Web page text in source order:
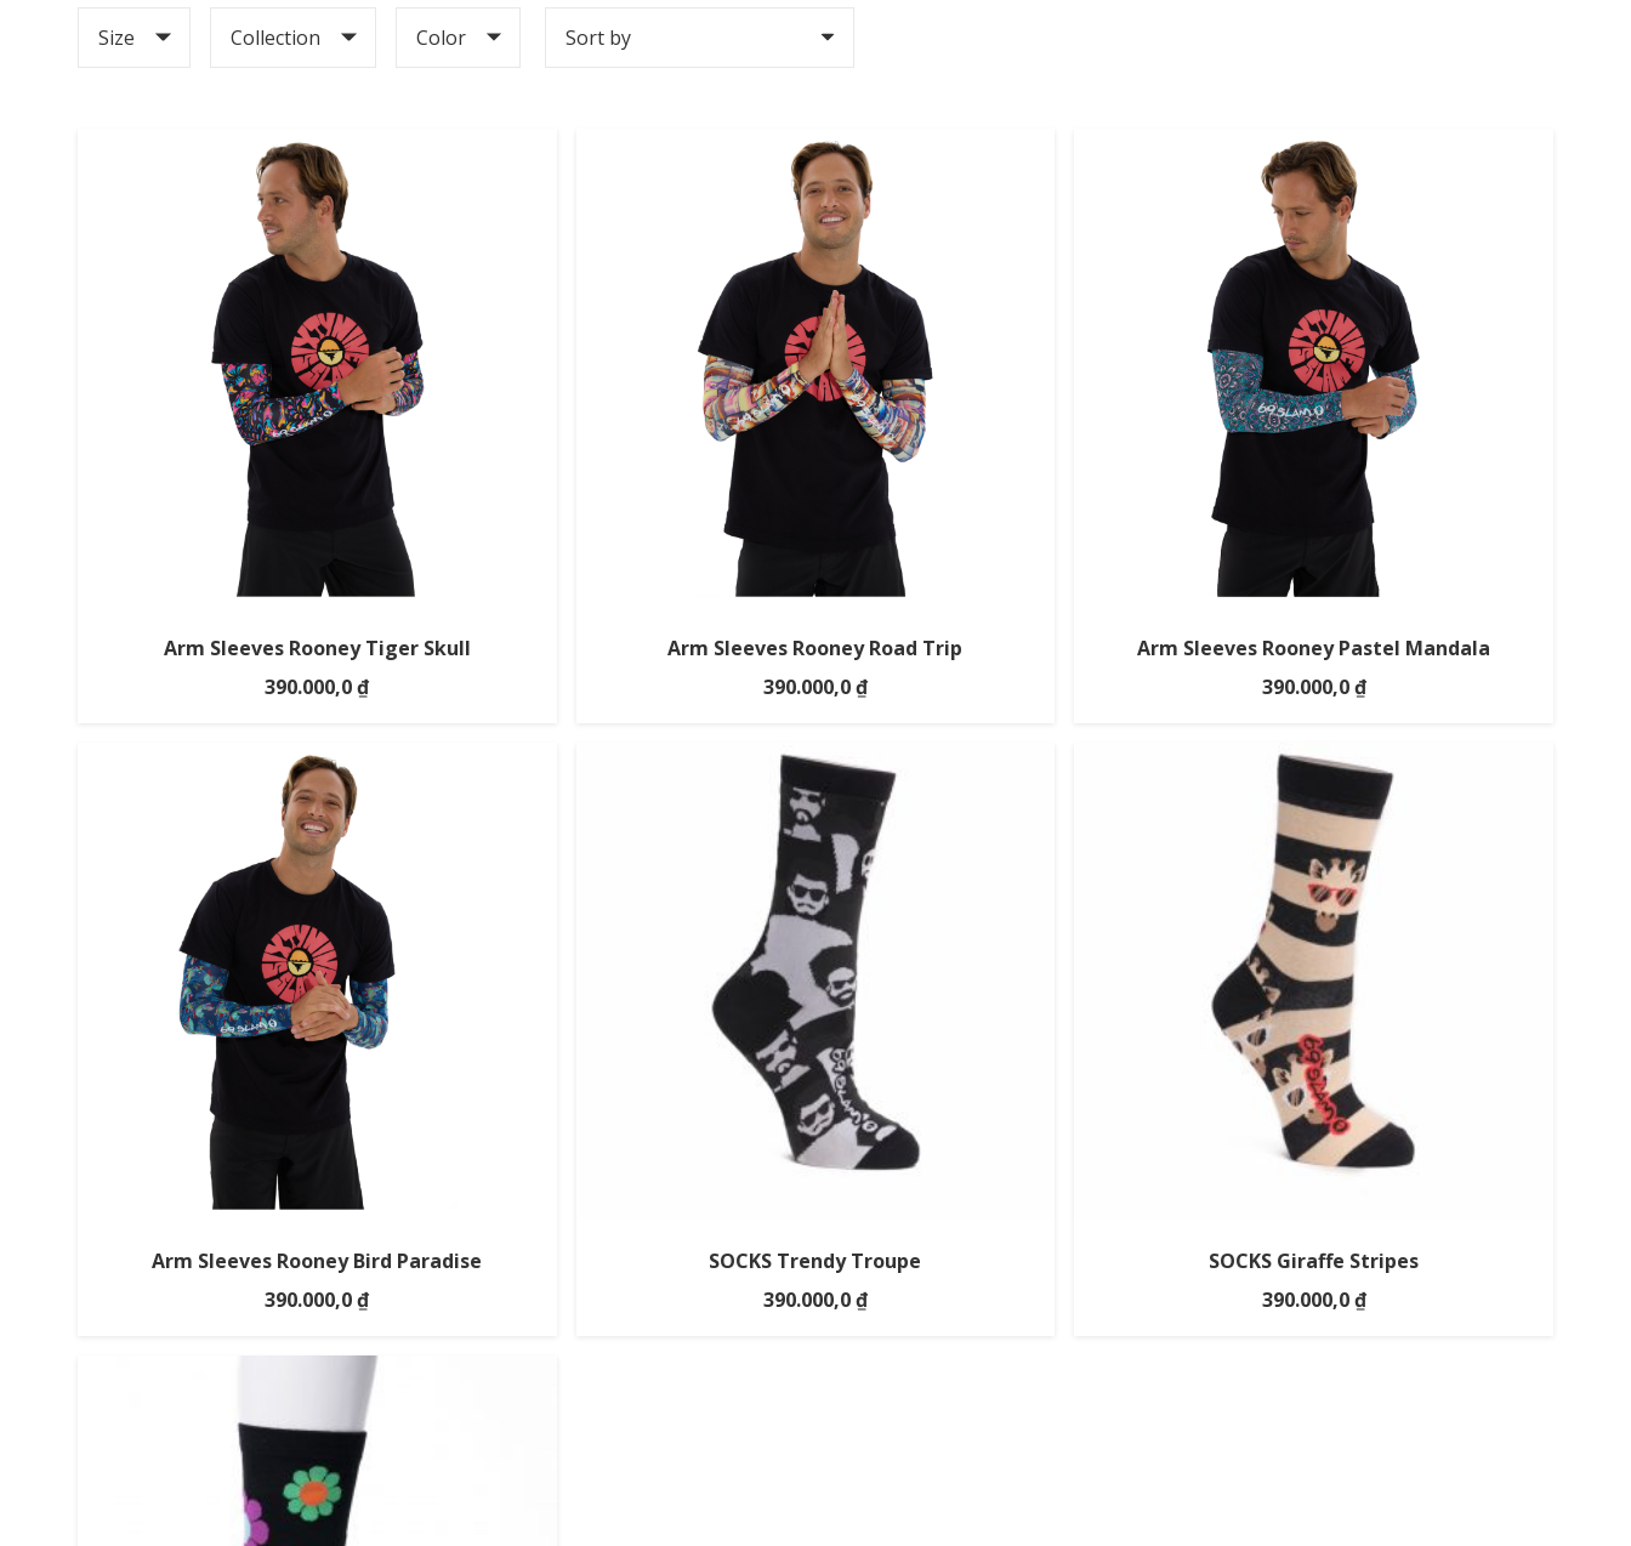
Size Collection Color
Arm Sleeves Rooney Tiger Skull
390.000,0₫
Arm Sleeves Rooney Road Trip
390.000,0₫
Arm Sleeves Rooney Pastel Mandala
390.000,0₫
Arm Sleeves Rooney Bird Paradise
390.000,0₫
SOCKS Trendy Troupe
390.000,0₫
SOCKS Giraffe Stripes
390.000,0₫